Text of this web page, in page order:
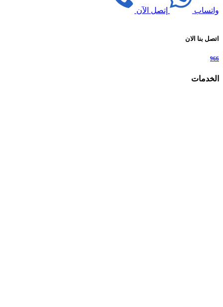
واتساب إتصل الآن
اتصل بنا الان
966
الخدمات